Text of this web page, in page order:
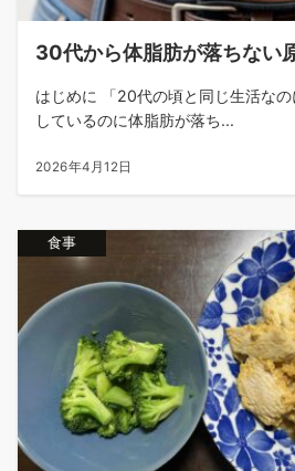
30代から体脂肪が落ちない
はじめに 「20代の頃と同じ生活な
しているのに体脂肪が落ち...
2026年4月12日
食事